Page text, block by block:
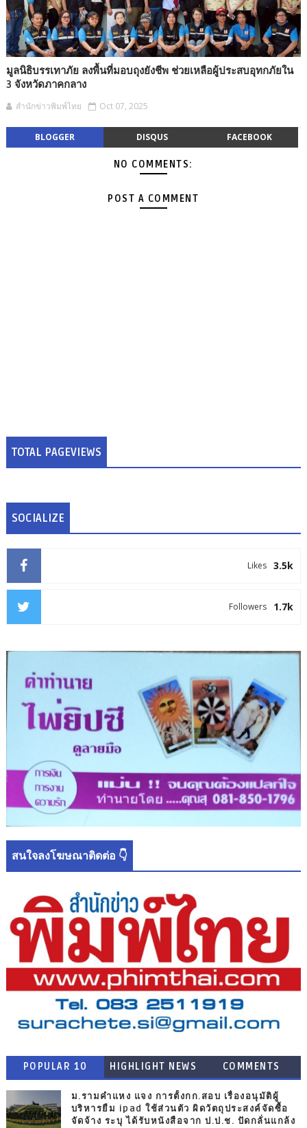
มูลนิธิบรรเทาภัย ลงพื้นที่มอบถุงยังชีพ ช่วยเหลือผู้ประสบอุทกภัยใน
3 จังหวัดภาคกลาง
สำนักข่าวพิมพ์ไทย Oct 07, 2025
BLOGGER DISQUS FACEBOOK
NO COMMENTS:
POST A COMMENT
TOTAL PAGEVIEWS
SOCIALIZE
3.5k
Likes
1.7k
Followers
สนใจลงโฆษณาติดต่อ 👇
POPULAR 10 HIGHLIGHT NEWS COMMENTS
ม.รามคำแหง แจง การตั้งกก.สอบ เรื่องอนุมัติผู้
บริหารยืม ipad ใช้ส่วนตัว ผิดวัตถุประสงค์จัดซื้อ
จัดจ้าง ระบุ ได้รับหนังสือจาก ป.ป.ช. ปัดกลั่นแกล้ง